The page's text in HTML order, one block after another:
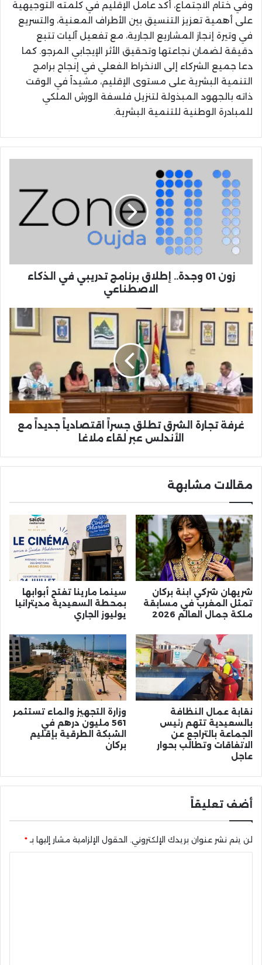
وفي ختام الاجتماع، أكد عامل الإقليم في كلمته التوجيهية
على أهمية تعزيز التنسيق بين الأطراف المعنية، والتسريع
في وتيرة إنجاز المشاريع الجارية، مع تفعيل آليات تتبع
دقيقة لضمان نجاعتها وتحقيق الأثر الإيجابي المرجو. كما
دعا جميع الشركاء إلى الانخراط الفعلي في إنجاح برامج
التنمية البشرية على مستوى الإقليم، مشيداً في الوقت
ذاته بالجهود المبذولة لتنزيل فلسفة الورش الملكي
للمبادرة الوطنية للتنمية البشرية.
وجدة..
إطلاق
برنامج
تدريبي
الذكاء
الاصطناعي
زون 01 وجدة.. إطلاق برنامج تدريبي في الذكاء
الاصطناعي
غرفة
تجارة
الشرق
اقتصادياً
جديداً
مع
الأندلس
عبرغرفة تجارة الشرق تطلق جسراً اقتصادياً جديداً مع
الأندلس عبر لقاء ملاغا
مقالات مشابهة
شريهان شركي ابنة بركان
تمثل المغرب في مسابقة
ملكة جمال العالم 2026
سينما مارينا تفتح أبوابها
بمحطة السعيدية مديترانيا
يوليوز الجاري
نقابة عمال النظافة
بالسعيدية تتهم رئيس
الجماعة بالتراجع عن
الاتفاقات وتطالب بحوار
عاجل
وزارة التجهيز والماء تستثمر
561 مليون درهم في
الشبكة الطرقية بإقليم
بركان
أضف تعليقاً
لن يتم نشر عنوان بريدك الإلكتروني. الحقول الإلزامية مشار إليها بـ *